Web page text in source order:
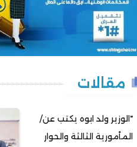
مقالات
"الوزير ولد ابوه يكتب عن/
المأمورية الثالثة والحوار